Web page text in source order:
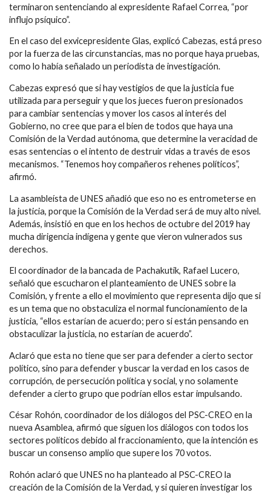
terminaron sentenciando al expresidente Rafael Correa, “por
influjo psíquico”.
En el caso del exvicepresidente Glas, explicó Cabezas, está preso
por la fuerza de las circunstancias, mas no porque haya pruebas,
como lo había señalado un periodista de investigación.
Cabezas expresó que si hay vestigios de que la justicia fue
utilizada para perseguir y que los jueces fueron presionados
para cambiar sentencias y mover los casos al interés del
Gobierno, no cree que para el bien de todos que haya una
Comisión de la Verdad autónoma, que determine la veracidad de
esas sentencias o el intento de destruir vidas a través de esos
mecanismos. “Tenemos hoy compañeros rehenes políticos”,
afirmó.
La asambleísta de UNES añadió que eso no es entrometerse en
la justicia, porque la Comisión de la Verdad será de muy alto nivel.
Además, insistió en que en los hechos de octubre del 2019 hay
mucha dirigencia indígena y gente que vieron vulnerados sus
derechos.
El coordinador de la bancada de Pachakutik, Rafael Lucero,
señaló que escucharon el planteamiento de UNES sobre la
Comisión, y frente a ello el movimiento que representa dijo que si
es un tema que no obstaculiza el normal funcionamiento de la
justicia, “ellos estarían de acuerdo; pero si están pensando en
obstaculizar la justicia, no estarían de acuerdo”.
Aclaró que esta no tiene que ser para defender a cierto sector
político, sino para defender y buscar la verdad en los casos de
corrupción, de persecución política y social, y no solamente
defender a cierto grupo que podrían ellos estar impulsando.
César Rohón, coordinador de los diálogos del PSC-CREO en la
nueva Asamblea, afirmó que siguen los diálogos con todos los
sectores políticos debido al fraccionamiento, que la intención es
buscar un consenso amplio que supere los 70 votos.
Rohón aclaró que UNES no ha planteado al PSC-CREO la
creación de la Comisión de la Verdad, y si quieren investigar los